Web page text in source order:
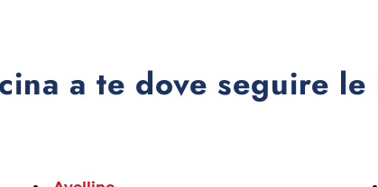
a te dove seguire